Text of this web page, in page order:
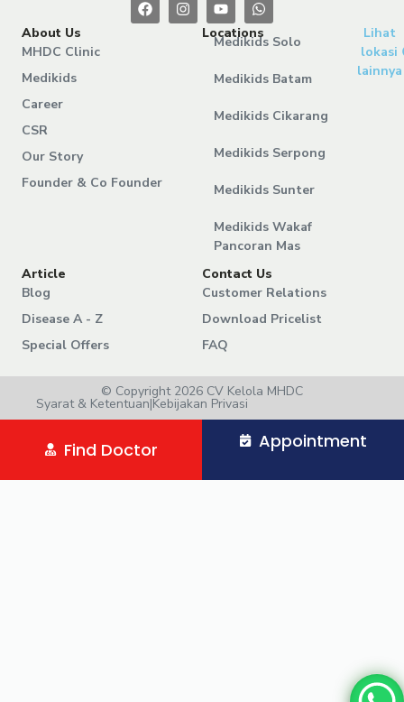
About Us
MHDC Clinic
Medikids
Career
CSR
Our Story
Founder & Co Founder
Locations
Medikids Solo
Medikids Batam
Medikids Cikarang
Medikids Serpong
Medikids Sunter
Medikids Wakaf
Pancoran Mas
Lihat
lokasi
lainnya
Article
Blog
Disease A - Z
Special Offers
Contact Us
Customer Relations
Download Pricelist
FAQ
© Copyright 2026 CV Kelola MHDC
Syarat & Ketentuan|Kebijakan Privasi
Find Doctor Appointment